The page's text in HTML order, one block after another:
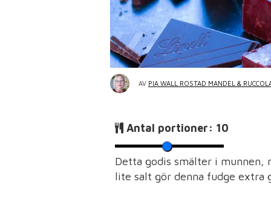
AV PIA WALL ROSTAD MANDEL &
Antal portioner: 10
Detta godis smälter i munnen,
lite salt gör denna fudge extra